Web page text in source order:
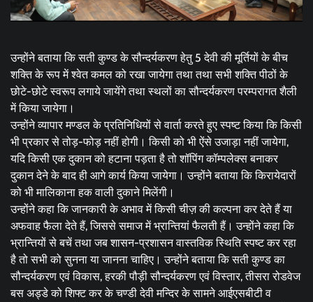
उन्होंने बताया कि सती कुण्ड के सौन्दर्यकरण हेतु 5 देवी की मूर्तियों के बीच
शक्ति के रूप में श्वेत कमल को रखा जायेगा तथा तथा सभी शक्ति पीठों के
छोटे-छोटे स्वरूप लगाये जायेंगे तथा स्थलों का सौन्दर्यकरण परम्परागत शैली
में किया जायेगा।
उन्होंने व्यापार मण्डल के प्रतिनिधियों से वार्ता करते हुए स्पष्ट किया कि किसी
भी प्रकार से तोड़-फोड़ नहीं होगी। किसी को भी ऐंसे उजाड़ा नहीं जायेगा,
यदि किसी एक दुकान को हटाना पड़ता है तो शॉपिंग कॉम्पलेक्स बनाकर
दुकान देने के बाद ही आगे कार्य किया जायेगा। उन्होंने बताया कि किरायेदारों
को भी मालिकाना हक वाली दुकाने मिलेंगी।
उन्होंने कहा कि जानकारी के अभाव में किसी चीज़ की कल्पना कर देते हैं या
अफवाह फैला देते हैं, जिससे समाज में भ्रान्तियां फैलती हैं। उन्होंने कहा कि
भ्रान्तियों से बचें तथा जब शासन-प्रशासन वास्तविक स्थिति स्पष्ट कर रहा
है तो सभी को सुनना या जानना चाहिए। उन्होंने बताया कि सती कुण्ड का
सौन्दर्यकरण एवं विकास, हरकी पौड़ी सौन्दर्यकरण एवं विस्तार, तीसरा रोडवेज
बस अड्डे को शिफ्ट कर के चण्डी देवी मन्दिर के सामने आईएसबीटी व